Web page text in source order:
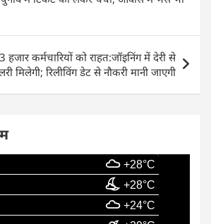
हजार कर्मचारियों को राहत:जॉइनिंग में देरी से
मिलेगी; रिलीविंग डेट से नौकरी मानी जाएगी
+28°C
+28°C
+24°C